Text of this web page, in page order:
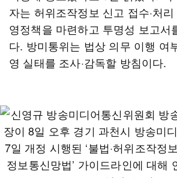
자는 허위조작정보 신고 접수·처
영정책을 마련하고 투명성 보고서
다. 방미통위는 법상 의무 이행 여
영 실태를 조사·감독할 방침이다.